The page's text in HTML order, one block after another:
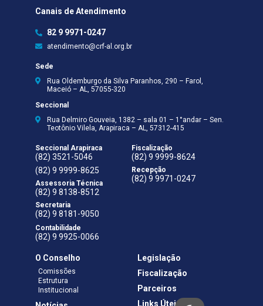
Canais de Atendimento
82 9 9971-0247
atendimento@crf-al.org.br
Sede
Rua Oldemburgo da Silva Paranhos, 290 – Farol,
Maceió – AL, 57055-320
Seccional
Rua Delmiro Gouveia, 1382 – sala 01 – 1°andar – Sen.
Teotônio Vilela, Arapiraca – AL, 57312-415
Seccional Arapiraca
(82) 3521-5046
(82) 9 9999-8625
Assessoria Técnica
(82) 9 8138-8512
Secretaria
(82) 9 8181-9050
Contabilidade
(82) 9 9925-0066
Fiscalização
(82) 9 9999-8624
Recepção
(82) 9 9971-0247
O Conselho
Comissões
Estrutura
Institucional
Legislação
Fiscalização
Parceiros
Links Úteis